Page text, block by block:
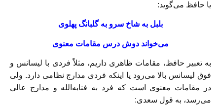
یا حافظ می‌گوید:
بلبل به شاخ سرو به گلبانگ پهلوی
می‌خواند دوش درس مقامات معنوی
به تعبیر حافظ، مقامات ظاهری داریم، مثلاً فردی با لیسانس و
فوق لیسانس بالا می‌رود یا اینکه فردی مدارج نظامی دارد. ولی
در مقامات معنوی است که فرد به فنابه‌الله و مدارج عالی
می‌رسد، به قول سعدی: